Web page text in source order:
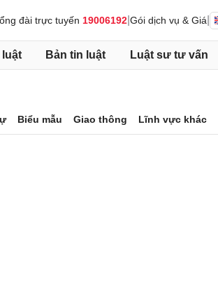
đài trực tuyến 19006192 Gói dịch vụ & Giá
Bản tin luật Luật sư tư vấn
Biểu mẫu Giao thông Lĩnh vực khác